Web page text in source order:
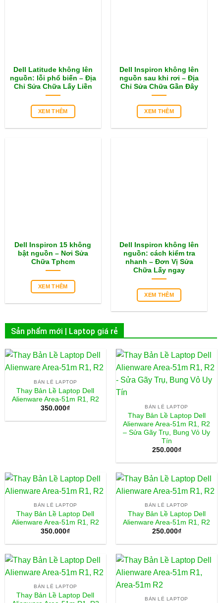
Dell Latitude không lên
nguồn: lỗi phổ biến – Địa
Chỉ Sửa Chữa Lấy Liền
XEM THÊM
Dell Inspiron không lên
nguồn sau khi rơi – Địa
Chỉ Sửa Chữa Gần Đây
XEM THÊM
Dell Inspiron 15 không
bật nguồn – Nơi Sửa
Chữa Tphcm
XEM THÊM
Dell Inspiron không lên
nguồn: cách kiểm tra
nhanh – Đơn Vị Sửa
Chữa Lấy ngay
XEM THÊM
Sản phẩm mới | Laptop giá rẻ
BẢN LỀ LAPTOP
Thay Bản Lề Laptop Dell
Alienware Area-51m R1, R2
350.000₫ BẢN LỀ LAPTOP
Thay Bản Lề Laptop Dell
Alienware Area-51m R1, R2
– Sửa Gãy Trụ, Bung Vỏ Uy
Tín
250.000₫
BẢN LỀ LAPTOP
Thay Bản Lề Laptop Dell
Alienware Area-51m R1, R2
350.000₫
BẢN LỀ LAPTOP
Thay Bản Lề Laptop Dell
Alienware Area-51m R1, R2
250.000₫
BẢN LỀ LAPTOP
Thay Bản Lề Laptop Dell
BẢN LỀ LAPTOP